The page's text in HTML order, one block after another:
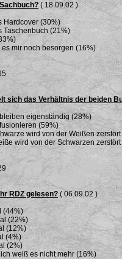
( 18.09.02 )
Hardcover (30%)
Taschenbuch (21%)
es mir noch besorgen (16%)
sich das Verhältnis der beiden
eigenständig (28%)
(59%)
wird von der Weißen
wird von der Schwarzen
RDZ gelesen? ( 06.09.02 )
(44%)
(22%)
(12%)
(4%)
(2%)
weiß es nicht mehr (16%)